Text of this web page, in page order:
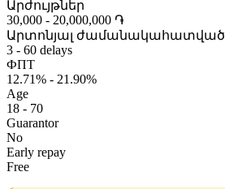
Արժույթներ
30,000 - 20,000,000 ֏
Արտոնյալ ժամանակահատված
3 - 60 delays
ФПТ
12.71% - 21.90%
Age
18 - 70
Guarantor
No
Early repay
Free